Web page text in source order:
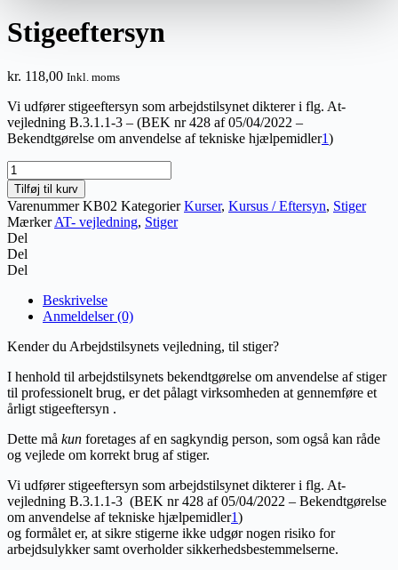
Stigeeftersyn
kr. 118,00 Inkl. moms
Vi udfører stigeeftersyn som arbejdstilsynet dikterer i flg. At-
vejledning B.3.1.1-3 – (BEK nr 428 af 05/04/2022 –
Bekendtgørelse om anvendelse af tekniske hjælpemidler1)
Stigeeftersyn
antal
Tilføj til kurv
VarenummerKB02 Kategorier Kurser, Kursus / Eftersyn, Stiger
Mærker AT- vejledning, Stiger
Del
Del
Del
Beskrivelse
Anmeldelser (0)
Kender du Arbejdstilsynets vejledning, til stiger?
I henhold til arbejdstilsynets bekendtgørelse om anvendelse af stiger
til professionelt brug, er det pålagt virksomheden at gennemføre et
årligt stigeeftersyn .
Dette må kun foretages af en sagkyndig person, som også kan råde
og vejlede om korrekt brug af stiger.
Vi udfører stigeeftersyn som arbejdstilsynet dikterer i flg. At-
vejledning B.3.1.1-3 (BEK nr 428 af 05/04/2022 – Bekendtgørelse
om anvendelse af tekniske hjælpemidler1)
og formålet er, at sikre stigerne ikke udgør nogen risiko for
arbejdsulykker samt overholder sikkerhedsbestemmelserne.